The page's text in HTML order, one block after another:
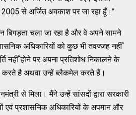
से अर्जित अवकाश पर जा रहा हूँ।’’
बिगड़ता चला जा रहा है और वे अपने सामने
अधिकारियों को कुछ भी तवज्जह नहीँ
नहीँ होने पर अपना प्रतिशोध निकालने के
करते है अथवा उन्हें ब्लैकमेल करते हैं।
से मिला। मैंने उन्हें सांसदों द्वारा सरकारी
एवं प्रशासनिक अधिकारियों के अपमान और